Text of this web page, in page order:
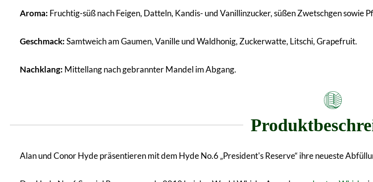
Aroma: Fruchtig-süß nach Feigen, Datteln, Kandis- und Vanillinzucker, süßen Zwetschgen sowie
Geschmack:Samtweich am Gaumen, Vanille und Waldhonig, Zuckerwatte, Litschi, Grapefruit.
Nachklang: Mittellang nach gebrannter Mandel im Abgang.
Alan und Conor Hyde präsentieren mit dem Hyde No.6 „President's Reserve“ ihre neueste